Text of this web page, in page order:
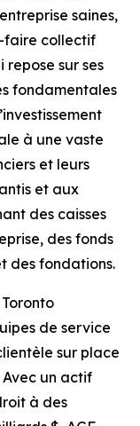
saines,
faire collectif
repose sur ses
fondamentales
à une vaste
et leurs
et aux
des caisses
des fonds
des fondations.
de service
sur place
un actif
à des